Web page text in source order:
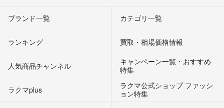
ブランド一覧 カテゴリ一覧
ランキング 買取・相場価格情報
人気商品チャンネル
キャンペーン一覧・おすすめ
特集
ラクマplus
ラクマ公式ショップ ファッシ
ョン特集